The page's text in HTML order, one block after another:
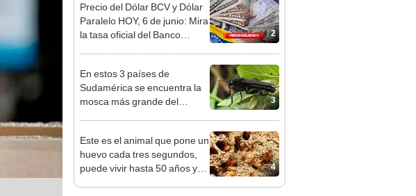
2
Precio del Dólar BCV y Dólar
Paralelo HOY, 6 de junio: Mira
la tasa oficial del Banco
3
En estos 3 países de
Sudamérica se encuentra la
mosca más grande del
4
Este es el animal que pone un
huevo cada tres segundos,
puede vivir hasta 50 años y